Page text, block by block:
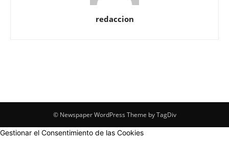
redaccion
© Newspaper WordPress Theme by TagDiv
Gestionar el Consentimiento de las Cookies